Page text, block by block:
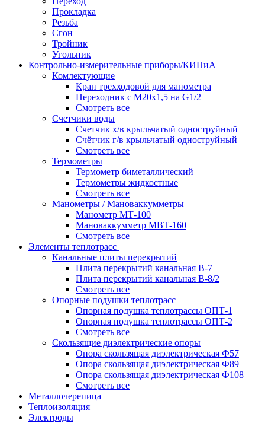
Прокладка
Резьба
Сгон
Тройник
Угольник
Контрольно-измерительные приборы/КИПиА
Комлектующие
Кран трехходовой для манометра
Переходник с М20х1,5 на G1/2
Смотреть все
Счетчики воды
Счетчик х/в крыльчатый одноструйный
Счётчик г/в крыльчатый одноструйный
Смотреть все
Термометры
Термометр биметаллический
Термометры жидкостные
Смотреть все
Манометры / Мановаккумметры
Манометр МТ-100
Мановаккумметр МВТ-160
Смотреть все
Элементы теплотрасс
Канальные плиты перекрытий
Плита перекрытий канальная В-7
Плита перекрытий канальная В-8/2
Смотреть все
Опорные подушки теплотрасс
Опорная подушка теплотрассы ОПТ-1
Опорная подушка теплотрассы ОПТ-2
Смотреть все
Скользящие диэлектрические опоры
Опора скользящая диэлектрическая Ф57
Опора скользящая диэлектрическая Ф89
Опора скользящая диэлектрическая Ф108
Смотреть все
Металлочерепица
Теплоизоляция
Электроды